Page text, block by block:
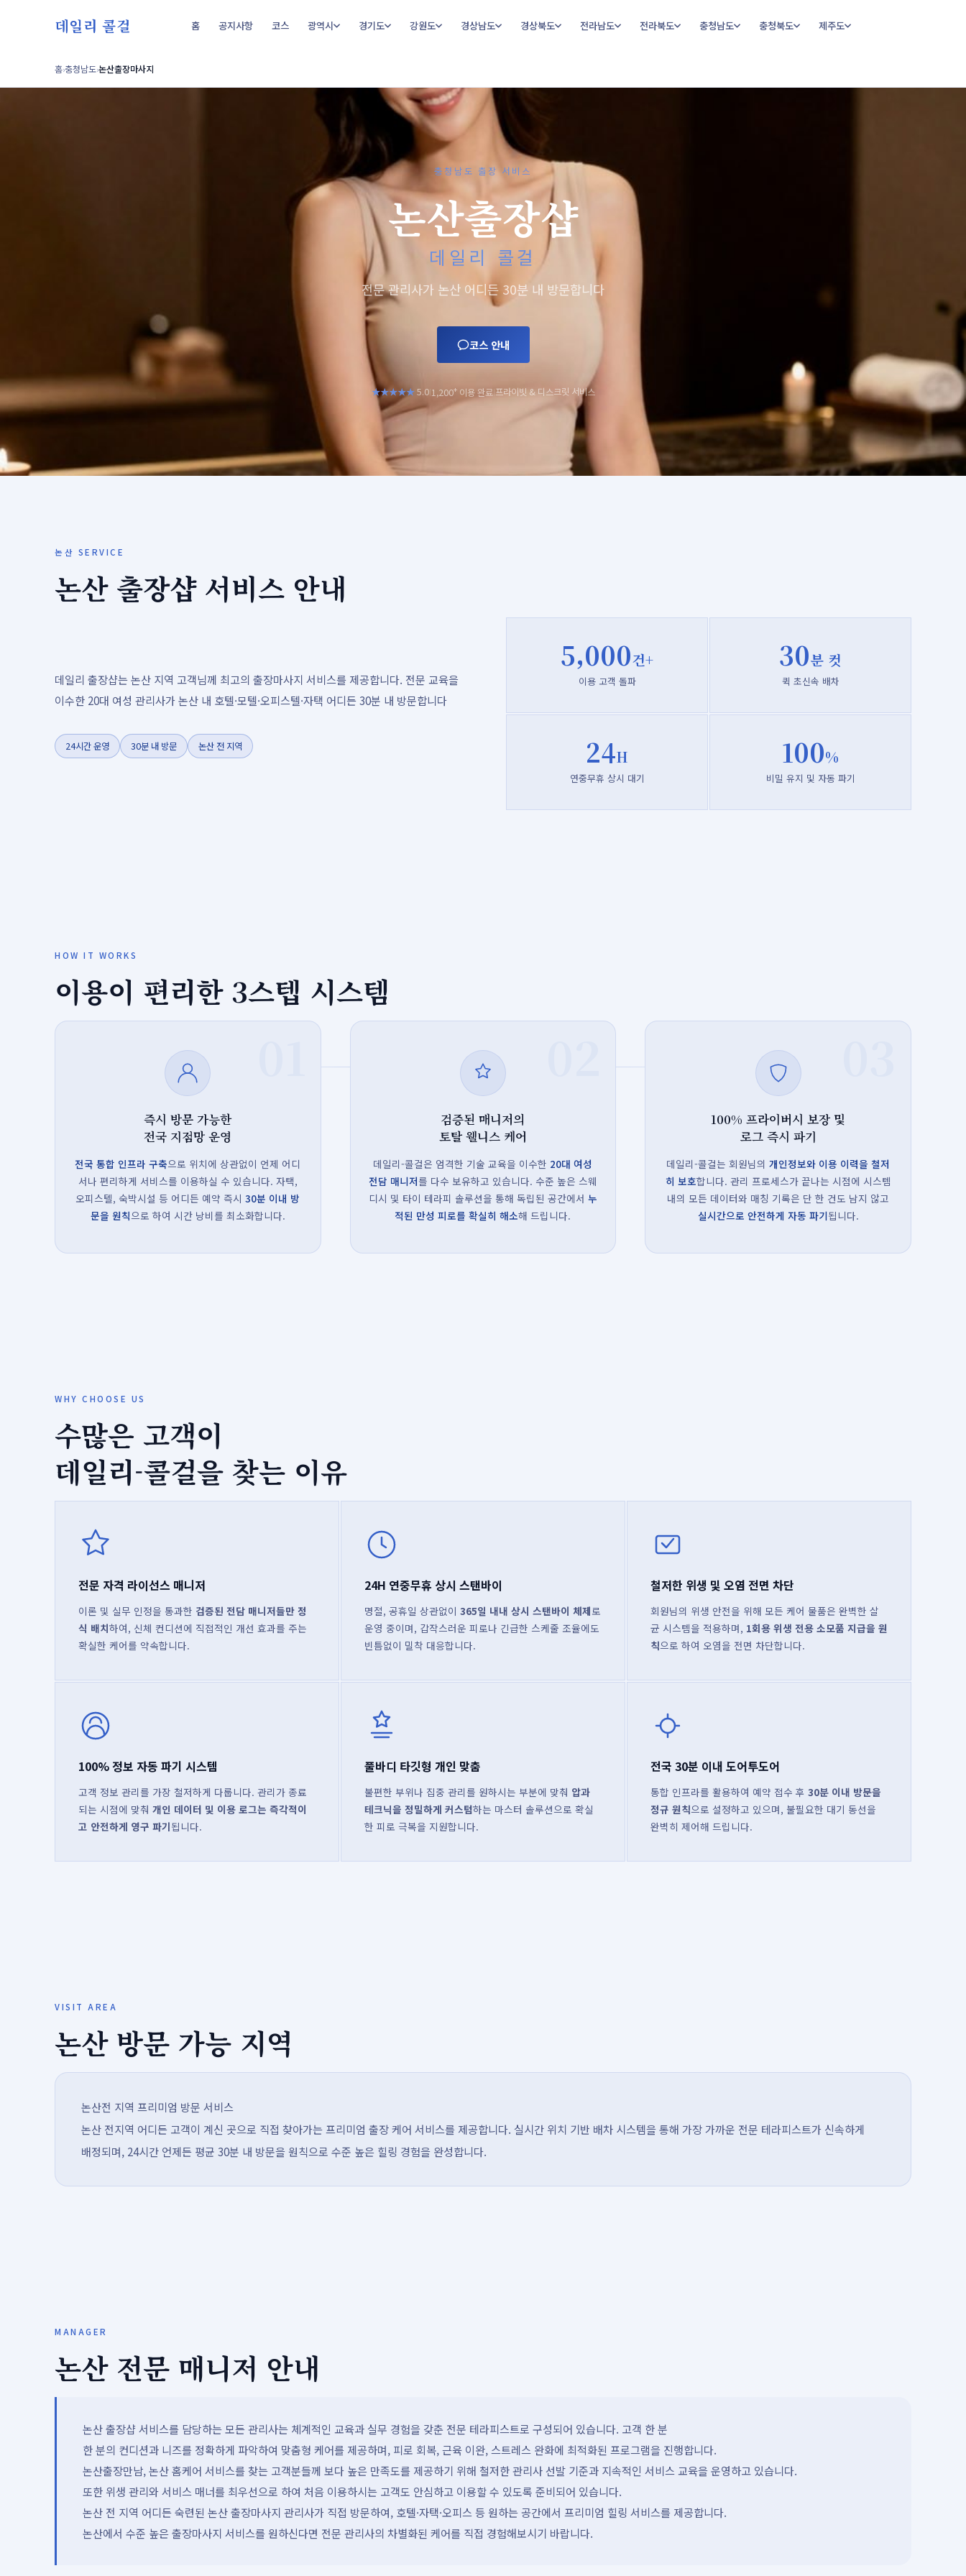
데일리 콜걸 홈 공지사항 코스 광역시 경기도 강원도 경상남도 경상북도 전라남도 전라북도 충청남도 충청북도 제주도
홈›충청남도›논산출장마사지
충청남도 출장 서비스
논산출장샵
데일리 콜걸
전문 관리사가 논산 어디든 30분 내 방문합니다
코스 안내
★★★★★5.0|1,200+이용 완료|프라이빗 & 디스크릿 서비스
논산 SERVICE
논산 출장샵 서비스 안내
데일리 출장샵는 논산 지역 고객님께 최고의 출장마사지 서비스를 제공합니다. 전문 교육을
이수한 20대 여성 관리사가 논산 내 호텔·모텔·오피스텔·자택 어디든 30분 내 방문합니다
24시간 운영 30분 내 방문 논산 전 지역
5,000건+
이용 고객 돌파
30분 컷
퀵 초신속 배차
24H
연중무휴 상시 대기
100%
비밀 유지 및 자동 파기
HOW IT WORKS
이용이 편리한 3스텝 시스템
즉시 방문 가능한
전국 지점망 운영
전국 통합 인프라 구축으로 위치에 상관없이 언제 어디
서나 편리하게 서비스를 이용하실 수 있습니다. 자택,
오피스텔, 숙박시설 등 어디든 예약 즉시30분 이내 방
문을 원칙으로 하여 시간 낭비를 최소화합니다.
검증된 매니저의
토탈 웰니스 케어
데일리-콜걸은 엄격한 기술 교육을 이수한 20대 여성
전담 매니저를 다수 보유하고 있습니다. 수준 높은 스웨
디시 및 타이 테라피 솔루션을 통해 독립된 공간에서 누
적된 만성 피로를 확실히 해소해 드립니다.
100% 프라이버시 보장 및
로그 즉시 파기
데일리-콜걸는 회원님의개인정보와 이용 이력을 철저
히 보호합니다. 관리 프로세스가 끝나는 시점에 시스템
내의 모든 데이터와 매칭 기록은 단 한 건도 남지 않고
실시간으로 안전하게 자동 파기됩니다.
WHY CHOOSE US
수많은 고객이
데일리-콜걸을 찾는 이유
전문 자격 라이선스 매니저
이론 및 실무 인정을 통과한 검증된 전담 매니저들만 정
식 배치하여, 신체 컨디션에 직접적인 개선 효과를 주는
확실한 케어를 약속합니다.
24H 연중무휴 상시 스탠바이
명절, 공휴일 상관없이 365일 내내 상시 스탠바이 체제로
운영 중이며, 갑작스러운 피로나 긴급한 스케줄 조율에도
빈틈없이 밀착 대응합니다.
철저한 위생 및 오염 전면 차단
회원님의 위생 안전을 위해 모든 케어 물품은 완벽한 살
균 시스템을 적용하며, 1회용 위생 전용 소모품 지급을 원
칙으로 하여 오염을 전면 차단합니다.
100% 정보 자동 파기 시스템
고객 정보 관리를 가장 철저하게 다룹니다. 관리가 종료
되는 시점에 맞춰 개인 데이터 및 이용 로그는 즉각적이
고 안전하게 영구 파기됩니다.
풀바디 타깃형 개인 맞춤
불편한 부위나 집중 관리를 원하시는 부분에 맞춰 압과
테크닉을 정밀하게 커스텀하는 마스터 솔루션으로 확실
한 피로 극복을 지원합니다.
전국 30분 이내 도어투도어
통합 인프라를 활용하여 예약 접수 후 30분 이내 방문을
정규 원칙으로 설정하고 있으며, 불필요한 대기 동선을
완벽히 제어해 드립니다.
VISIT AREA
논산 방문 가능 지역
논산전 지역 프리미엄 방문 서비스
논산 전지역 어디든 고객이 계신 곳으로 직접 찾아가는 프리미엄 출장 케어 서비스를 제공합니다. 실시간 위치 기반 배차 시스템을 통해 가장 가까운 전문 테라피스트가 신속하게
배정되며, 24시간 언제든 평균 30분 내 방문을 원칙으로 수준 높은 힐링 경험을 완성합니다.
MANAGER
논산 전문 매니저 안내
논산 출장샵 서비스를 담당하는 모든 관리사는 체계적인 교육과 실무 경험을 갖춘 전문 테라피스트로 구성되어 있습니다. 고객 한 분
한 분의 컨디션과 니즈를 정확하게 파악하여 맞춤형 케어를 제공하며, 피로 회복, 근육 이완, 스트레스 완화에 최적화된 프로그램을 진행합니다.
논산출장만남, 논산 홈케어 서비스를 찾는 고객분들께 보다 높은 만족도를 제공하기 위해 철저한 관리사 선발 기준과 지속적인 서비스 교육을 운영하고 있습니다.
또한 위생 관리와 서비스 매너를 최우선으로 하여 처음 이용하시는 고객도 안심하고 이용할 수 있도록 준비되어 있습니다.
논산 전 지역 어디든 숙련된 논산 출장마사지 관리사가 직접 방문하여, 호텔·자택·오피스 등 원하는 공간에서 프리미엄 힐링 서비스를 제공합니다.
논산에서 수준 높은 출장마사지 서비스를 원하신다면 전문 관리사의 차별화된 케어를 직접 경험해보시기 바랍니다.